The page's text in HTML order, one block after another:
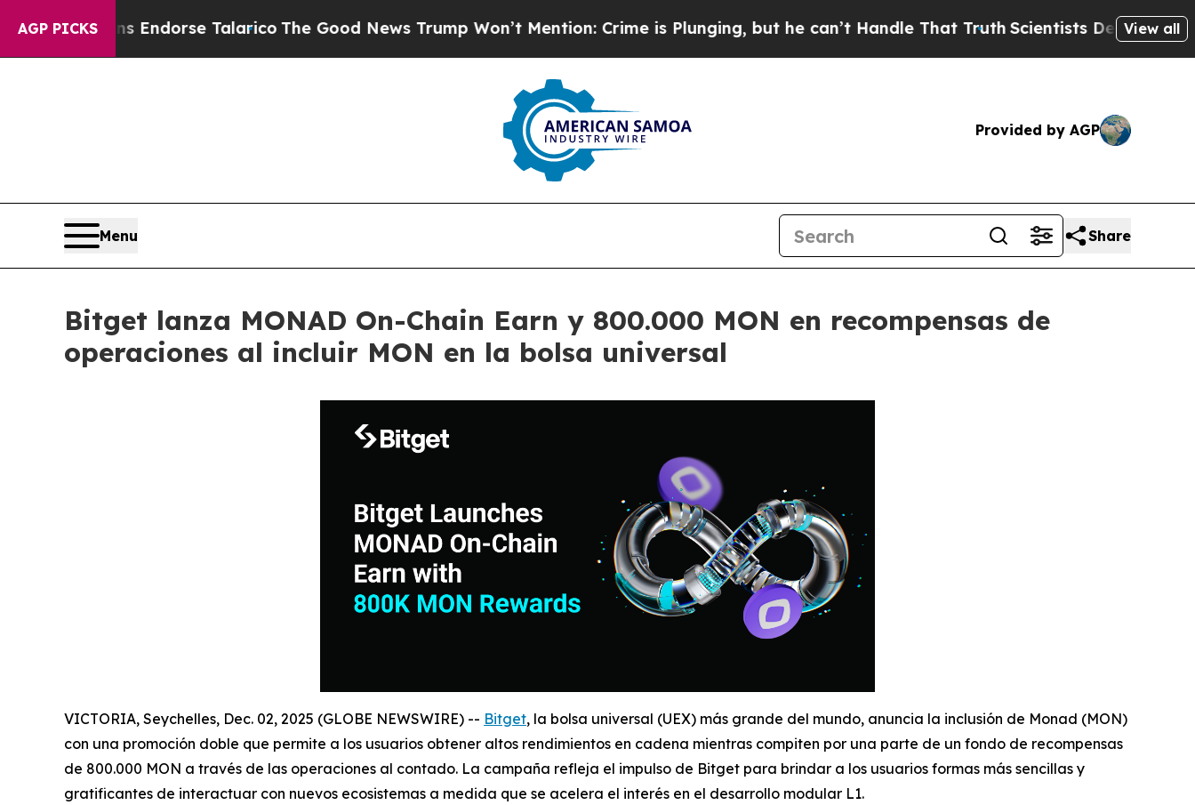
AGP PICKSEndorse TalaricoThe Good News Trump Won’t Mention: Crime is Plunging, but he can’t Handle That TruthScientists Designed a Virtual
View all
Provided by AGP
Menu Share
Bitget lanza MONAD On-Chain Earn y 800.000 MON en recompensas de
operaciones al incluir MON en la bolsa universal
VICTORIA, Seychelles, Dec. 02, 2025 (GLOBE NEWSWIRE) -- Bitget, la bolsa universal (UEX) más grande del mundo, anuncia la inclusión de Monad (MON)
con una promoción doble que permite a los usuarios obtener altos rendimientos en cadena mientras compiten por una parte de un fondo de recompensas
de 800.000 MON a través de las operaciones al contado. La campaña refleja el impulso de Bitget para brindar a los usuarios formas más sencillas y
gratificantes de interactuar con nuevos ecosistemas a medida que se acelera el interés en el desarrollo modular L1.